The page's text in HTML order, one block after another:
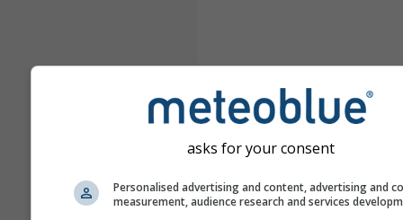
asks for your consent
Personalised advertising and content, advertising and
measurement, audience research and services